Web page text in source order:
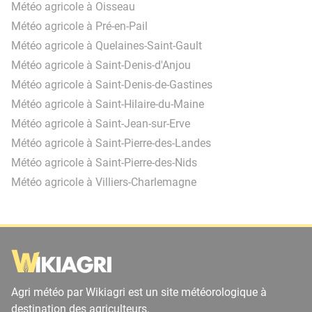
Météo agricole à Oisseau
Météo agricole à Pré-en-Pail
Météo agricole à Quelaines-Saint-Gault
Météo agricole à Saint-Denis-d'Anjou
Météo agricole à Saint-Denis-de-Gastines
Météo agricole à Saint-Hilaire-du-Maine
Météo agricole à Saint-Jean-sur-Erve
Météo agricole à Saint-Pierre-des-Landes
Météo agricole à Saint-Pierre-des-Nids
Météo agricole à Villiers-Charlemagne
Agri météo par Wikiagri est un site météorologique à
destination des agriculteurs.